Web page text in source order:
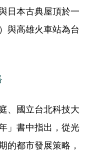
日本古典屋頂於一
與高雄火車站為台
國立台北科技大
」書中指出，從光
的都市發展策略，